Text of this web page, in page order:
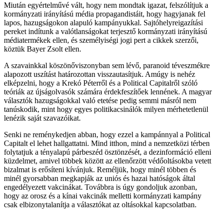
Miután egyértelművé vált, hogy nem mondtak igazat, felszólítjuk a
kormányzati irányítású média propagandistáit, hogy hagyjanak fel
lapos, hazugságokon alapuló kampányukkal. Sajtóhelyreigazítási
pereket indítunk a valótlanságokat terjesztő kormányzati irányítású
médiatermékek ellen, és személyiségi jogi pert a cikkek szerzői,
köztük Bayer Zsolt ellen.
A szavainkkal köszönőviszonyban sem lévő, paranoid téveszmékre
alapozott uszítást határozottan visszautasítjuk. Amúgy is nehéz
elképzelni, hogy a Krekó Péterről és a Political Capitalről szóló
teóriák az újságolvasók számára érdekfeszítőek lennének. A magyar
választók hazugságokkal való etetése pedig semmi másról nem
tanúskodik, mint hogy egyes politikacsinálók milyen mérhetetlenül
lenézik saját szavazóikat.
Senki ne reménykedjen abban, hogy ezzel a kampánnyal a Political
Capitalt el lehet hallgattatni. Mind itthon, mind a nemzetközi térben
folytatjuk a tényalapú párbeszéd ösztönzését, a dezinformáció elleni
küzdelmet, amivel többek között az ellenőrzött védőoltásokba vetett
bizalmat is erősíteni kívánjuk. Reméljük, hogy minél többen és
minél gyorsabban megkapják az uniós és hazai hatóságok által
engedélyezett vakcinákat. Továbbra is úgy gondoljuk azonban,
hogy az orosz és a kínai vakcinák melletti kormányzati kampány
csak elbizonytalanítja a választókat az oltásokkal kapcsolatban.